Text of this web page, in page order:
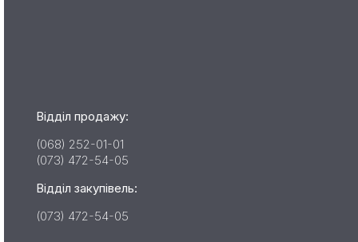
Відділ продажу:
(068) 252-01-01
(073) 472-54-05
Відділ закупівель:
(073) 472-54-05